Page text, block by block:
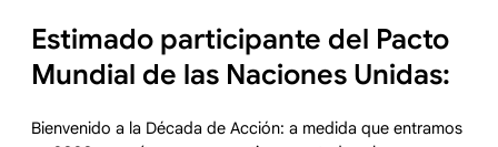
Estimado participante del Pacto
Mundial de las Naciones Unidas:
Bienvenido a la Década de Acción: a medida que entramos